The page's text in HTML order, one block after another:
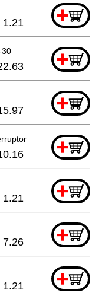
+
1.21
30 +
+
+
+
1.21
+
7.26
+
1.21